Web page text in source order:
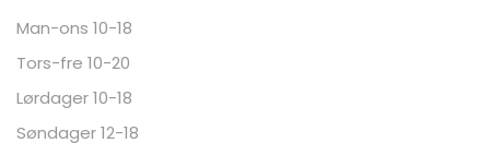
Man-ons 10-18
Tors-fre 10-20
Lørdager 10-18
Søndager 12-18